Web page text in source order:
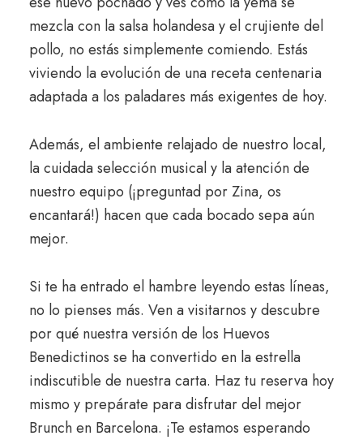
mezcla con la salsa holandesa y el crujiente del
pollo, no estás simplemente comiendo. Estás
viviendo la evolución de una receta centenaria
adaptada a los paladares más exigentes de hoy.
Además, el ambiente relajado de nuestro local,
la cuidada selección musical y la atención de
nuestro equipo (¡preguntad por Zina, os
encantará!) hacen que cada bocado sepa aún
mejor.
Si te ha entrado el hambre leyendo estas líneas,
no lo pienses más. Ven a visitarnos y descubre
por qué nuestra versión de los Huevos
Benedictinos se ha convertido en la estrella
indiscutible de nuestra carta. Haz tu reserva hoy
mismo y prepárate para disfrutar del mejor
Brunch en Barcelona. ¡Te estamos esperando